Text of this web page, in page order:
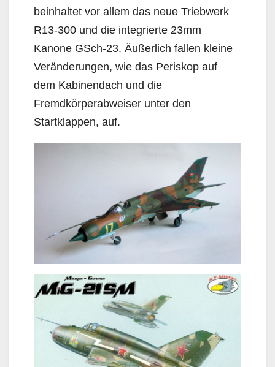
beinhaltet vor allem das neue Triebwerk
R13-300 und die integrierte 23mm
Kanone GSch-23. Äußerlich fallen kleine
Veränderungen, wie das Periskop auf
dem Kabinendach und die
Fremdkörperabweiser unter den
Startklappen, auf.